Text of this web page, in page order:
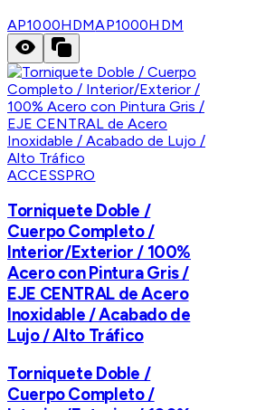
AP1000HDMAP1000HDM
ACCESSPRO
Torniquete Doble /
Cuerpo Completo /
Interior/Exterior / 100%
Acero con Pintura Gris /
EJE CENTRAL de Acero
Inoxidable / Acabado de
Lujo / Alto Tráfico
Torniquete Doble /
Cuerpo Completo /